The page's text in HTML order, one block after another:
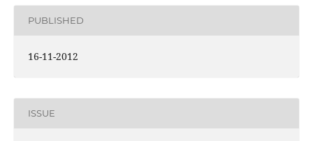
PUBLISHED
16-11-2012
ISSUE